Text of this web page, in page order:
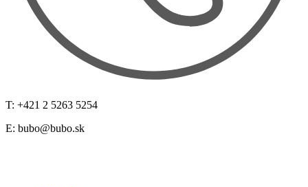
T: +421 2 5263 5254
E: bubo@bubo.sk